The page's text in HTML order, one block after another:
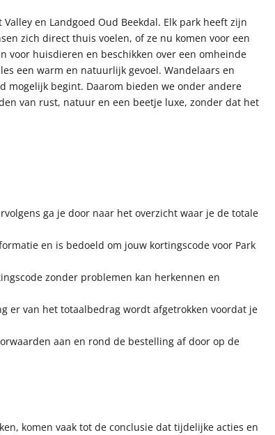
en Landgoed Oud Beekdal. Elk park heeft zijn
zich direct thuis voelen, of ze nu komen voor een
voor huisdieren en beschikken over een omheinde
een warm en natuurlijk gevoel. Wandelaars en
mogelijk begint. Daarom bieden we onder andere
van rust, natuur en een beetje luxe, zonder dat het
ga je door naar het overzicht waar je de totale
en is bedoeld om jouw kortingscode voor Park
zonder problemen kan herkennen en
er van het totaalbedrag wordt afgetrokken voordat je
aan en rond de bestelling af door op de
komen vaak tot de conclusie dat tijdelijke acties en